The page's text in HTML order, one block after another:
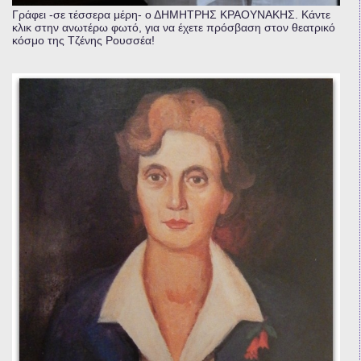
Γράφει -σε τέσσερα μέρη- ο ΔΗΜΗΤΡΗΣ ΚΡΑΟΥΝΑΚΗΣ. Κάντε
κλικ στην ανωτέρω φωτό, για να έχετε πρόσβαση στον θεατρικό
κόσμο της Τζένης Ρουσσέα!